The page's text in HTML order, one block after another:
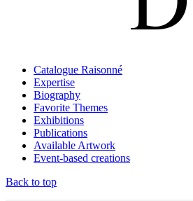
Jean Dufy
Jacques Bailly - Catalogue raisonné de
Catalogue Raisonné
Expertise
Biography
Favorite Themes
Exhibitions
Publications
Available Artwork
Event-based creations
Back to top